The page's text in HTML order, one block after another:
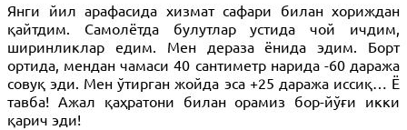
Янги йил арафасида хизмат сафари билан хориждан
қайтдим. Самолётда булутлар устида чой ичдим,
ширинликлар едим. Мен дераза ёнида эдим. Борт
ортида, мендан чамаси 40 сантиметр нарида -60 даража
совуқ эди. Мен ўтирган жойда эса +25 даража иссиқ… Ё
тавба! Ажал қаҳратони билан орамиз бор-йўғи икки
қарич эди!